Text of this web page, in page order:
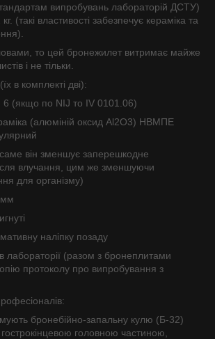
випробувань лабораторій ДСТУ)
(такі властивості забезпечує кераміка та
то цей бронежилет витримає майже
і не тільки.
(їх в комплекті дві):
6 (якщо по NIJ то IV 0101.06)
(алюміній оксид Al2O3) НВМПЕ
він зменшує заперешкодне
влучання, цим же зменшуючи
для організму)
наліпку позаду
лабораторії (разом з бронеплитами
протоколу про випробування з
бронебійно-запальну кулю (Б-32)
головною частиною,